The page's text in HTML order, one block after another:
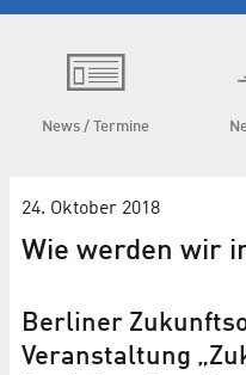
News / Termine
24. Oktober 2018
Wie werden wir
Berliner
Veranstaltung